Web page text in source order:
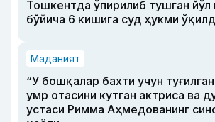
Тошкентда ўпирилиб тушган
бўйича 6 кишига суд ҳукми
Маданият
“У бошқалар бахти учун
умр отасини кутган актриса ва
устаси Римма Аҳмедованинг